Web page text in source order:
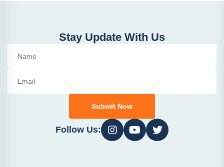
Stay Update With Us
Submit Now
Follow Us: